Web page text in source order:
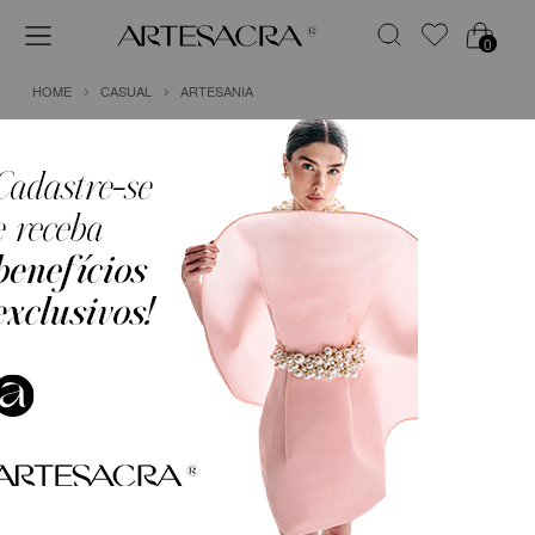
0
HOME CASUAL ARTESANIA